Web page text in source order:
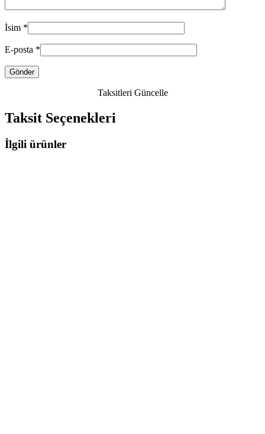
İsim *
E-posta *
Taksitleri Güncelle
Taksit Seçenekleri
İlgili ürünler